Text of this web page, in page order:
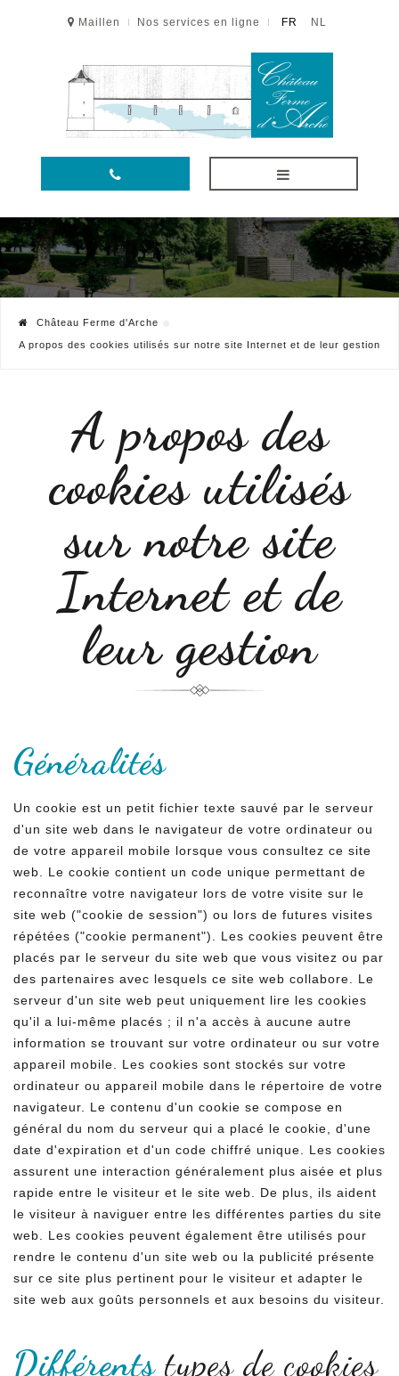
Maillen Nos services en ligne FR NL
Château Ferme d'Arche
A propos des cookies utilisés sur notre site Internet et de leur gestion
A propos des
cookies utilisés
sur notre site
Internet et de
leur gestion
Généralités
Un cookie est un petit fichier texte sauvé par le serveur
d'un site web dans le navigateur de votre ordinateur ou
de votre appareil mobile lorsque vous consultez ce site
web. Le cookie contient un code unique permettant de
reconnaître votre navigateur lors de votre visite sur le
site web ("cookie de session") ou lors de futures visites
répétées ("cookie permanent"). Les cookies peuvent être
placés par le serveur du site web que vous visitez ou par
des partenaires avec lesquels ce site web collabore. Le
serveur d'un site web peut uniquement lire les cookies
qu'il a lui-même placés ; il n'a accès à aucune autre
information se trouvant sur votre ordinateur ou sur votre
appareil mobile. Les cookies sont stockés sur votre
ordinateur ou appareil mobile dans le répertoire de votre
navigateur. Le contenu d'un cookie se compose en
général du nom du serveur qui a placé le cookie, d'une
date d'expiration et d'un code chiffré unique. Les cookies
assurent une interaction généralement plus aisée et plus
rapide entre le visiteur et le site web. De plus, ils aident
le visiteur à naviguer entre les différentes parties du site
web. Les cookies peuvent également être utilisés pour
rendre le contenu d'un site web ou la publicité présente
sur ce site plus pertinent pour le visiteur et adapter le
site web aux goûts personnels et aux besoins du visiteur.
Différents types de cookies